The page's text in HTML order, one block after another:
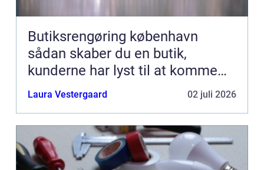
Butiksrengøring københavn
sådan skaber du en butik,
kunderne har lyst til at komme
tilbage til
Laura Vestergaard 02 juli 2026